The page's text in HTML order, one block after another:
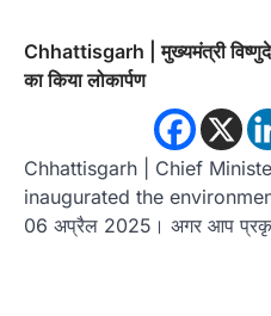
Chhattisgarh | मुख्यमंत्री विष्णुदेव
का किया लोकार्पण
Chhattisgarh | Chief
inaugurated the
06 अप्रैल 2025। अगर आप